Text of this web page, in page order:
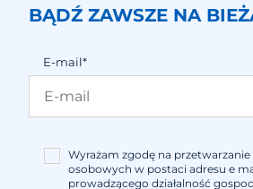
E-mail*
Wyrażam zgodę na
osobowych w postaci adresu e
prowadzącego działalność
BĄDŹ ZAWSZE NA